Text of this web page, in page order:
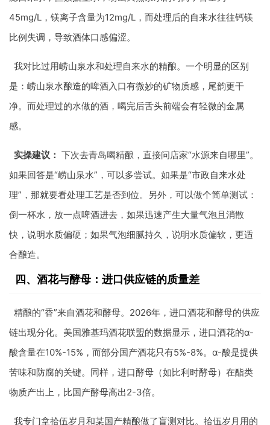
45mg/L，镁离子含量为12mg/L，而处理后的自来水往往钙镁
比例失调，导致酒体口感偏涩。
我对比过用崂山泉水和处理自来水的精酿。一个明显的区别
是：崂山泉水酿造的啤酒入口有微妙的矿物质感，尾韵更干
净。而处理过的水做的酒，喝完后舌头前端会有轻微的金属
感。
实操建议： 下次去青岛喝精酿，直接问店家“水源来自哪里”。
如果回答是“崂山泉水”，可以多尝试。如果是“市政自来水处
理”，那就要看处理工艺是否到位。另外，可以做个简单测试：
倒一杯水，放一点啤酒进去，如果迅速产生大量气泡且消散
快，说明水质偏硬；如果气泡细腻持久，说明水质偏软，更适
合酿造。
四、酒花与酵母：进口供应链的质量差
精酿的“香”来自酒花和酵母。2026年，进口酒花和酵母的供应
链出现分化。美国雅基玛酒花联盟的数据显示，进口酒花的α-
酸含量在10%-15%，而部分国产酒花只有5%-8%。α-酸是提供
苦味和防腐的关键。同样，进口酵母（如比利时酵母）在酯类
物质产出上，比国产酵母高出2-3倍。
我专门拿拾伍岁月和某国产精酿做了盲测对比。拾伍岁月用的